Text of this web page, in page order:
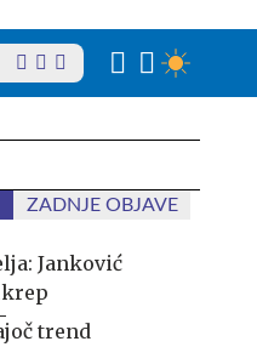
ZADNJE OBJAVE
Janković
trend